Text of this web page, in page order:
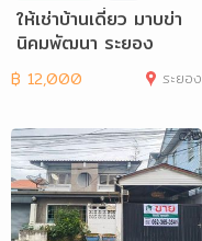
ให้เช่าบ้านเดี่ยว มาบข่า
นิคมพัฒนา ระยอง
฿ 12,000 ระยอง